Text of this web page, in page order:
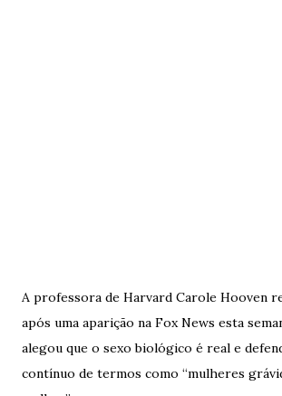
A professora de Harvard Carole Hooven
após uma aparição na Fox News esta
alegou que o sexo biológico é real e
contínuo de termos como “mulheres